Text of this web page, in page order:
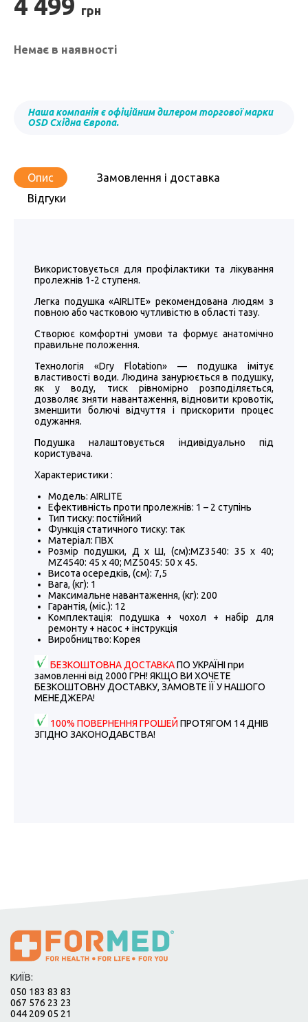
4 499 грн
Немає в наявності
Наша компанія є офіційним дилером торгової марки
OSD Східна Європа.
Опис
Замовлення і доставка
Відгуки
Використовується для профілактики та лікування
пролежнів 1-2 ступеня.
Легка подушка «AIRLITE» рекомендована людям з
повною або частковою чутливістю в області тазу.
Створює комфортні умови та формує анатомічно
правильне положення.
Технологія «Dry Flotation» — подушка імітує
властивості води. Людина занурюється в подушку,
як у воду, тиск рівномірно розподіляється,
дозволяє зняти навантаження, відновити кровотік,
зменшити болючі відчуття і прискорити процес
одужання.
Подушка налаштовується індивідуально під
користувача.
Характеристики :
Модель: AIRLITE
Ефективність проти пролежнів: 1 – 2 ступінь
Тип тиску: постійний
Функція статичного тиску: так
Матеріал: ПВХ
Розмір подушки, Д х Ш, (см):MZ3540: 35 x 40;
MZ4540: 45 x 40; MZ5045: 50 x 45.
Висота осередків, (см): 7,5
Вага, (кг): 1
Максимальне навантаження, (кг): 200
Гарантія, (міс.): 12
Комплектація: подушка + чохол + набір для
ремонту + насос + інструкція
Виробництво: Корея
БЕЗКОШТОВНА ДОСТАВКАПО УКРАЇНІ при
замовленні від 2000 ГРН! ЯКЩО ВИ ХОЧЕТЕ
БЕЗКОШТОВНУ ДОСТАВКУ, ЗАМОВТЕ ЇЇ У НАШОГО
МЕНЕДЖЕРА!
100% ПОВЕРНЕННЯ ГРОШЕЙ ПРОТЯГОМ 14 ДНІВ
ЗГІДНО ЗАКОНОДАВСТВА!
КИЇВ:
050 183 83 83
067 576 23 23
044 209 05 21